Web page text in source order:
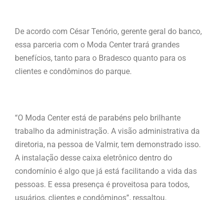
De acordo com César Tenório, gerente geral do banco,
essa parceria com o Moda Center trará grandes
benefícios, tanto para o Bradesco quanto para os
clientes e condôminos do parque.
“O Moda Center está de parabéns pelo brilhante
trabalho da administração. A visão administrativa da
diretoria, na pessoa de Valmir, tem demonstrado isso.
A instalação desse caixa eletrônico dentro do
condomínio é algo que já está facilitando a vida das
pessoas. E essa presença é proveitosa para todos,
usuários, clientes e condôminos”, ressaltou.